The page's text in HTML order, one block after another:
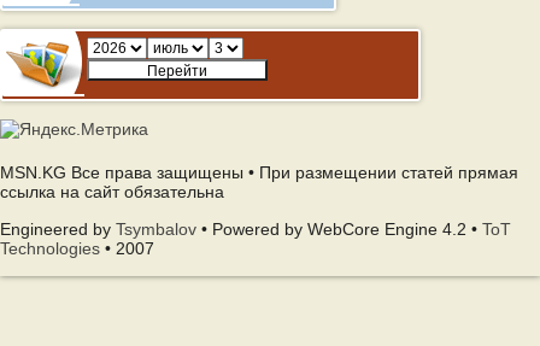
MSN.KG Все права защищены • При размещении статей прямая
ссылка на сайт обязательна
Engineered by Tsymbalov • Powered by WebCore Engine 4.2 • ToT
Technologies • 2007